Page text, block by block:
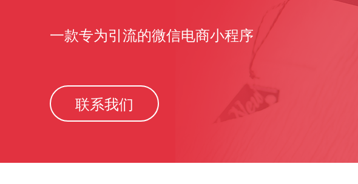
一款专为引流的微信电商小程序
联系我们